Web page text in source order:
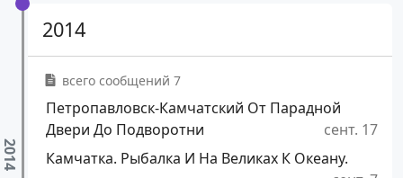
2014
всего сообщений 7
Петропавловск-Камчатский От Парадной
Двери До Подворотни
сент. 17
Камчатка. Рыбалка И На Великах К Океану.